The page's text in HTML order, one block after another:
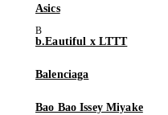
Asics
b.Eautiful x LTTT
Balenciaga
Bao Bao Issey Miyake